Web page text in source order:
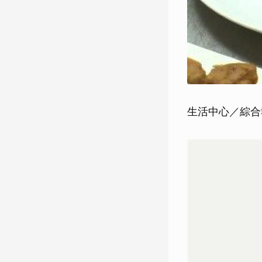
生活中心／綜